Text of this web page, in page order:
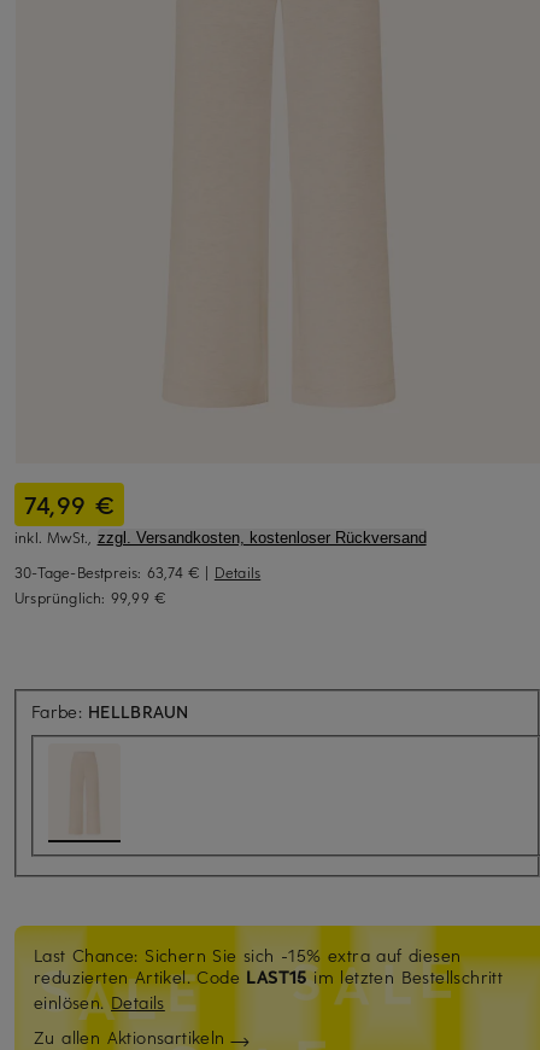
74,99 €
inkl. MwSt., zzgl. Versandkosten, kostenloser Rückversand
30-Tage-Bestpreis: 63,74 € | Details
Ursprünglich: 99,99 €
Farbe: HELLBRAUN
Last Chance: Sichern Sie sich -15% extra auf diesen
reduzierten Artikel. Code LAST15im letzten Bestellschritt
einlösen.Details
Zu allen Aktionsartikeln